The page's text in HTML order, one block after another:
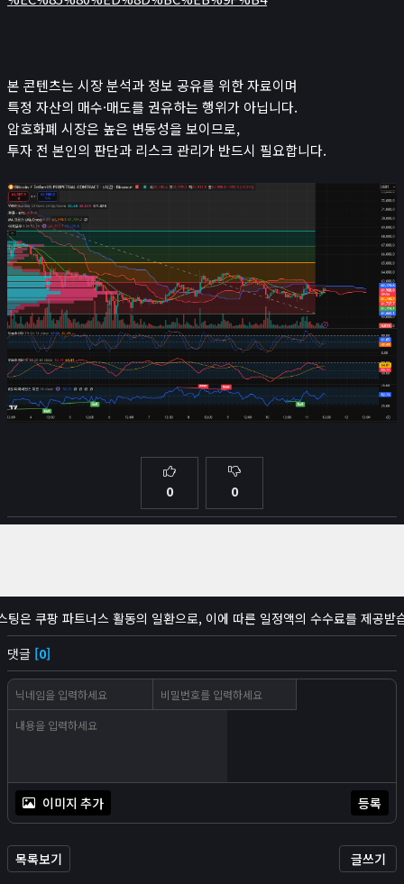
본 콘텐츠는 시장 분석과 정보 공유를 위한 자료이며
특정 자산의 매수·매도를 권유하는 행위가 아닙니다.
암호화폐 시장은 높은 변동성을 보이므로,
투자 전 본인의 판단과 리스크 관리가 반드시 필요합니다.
0 0
팅은 쿠팡 파트너스 활동의 일환으로, 이에 따른 일정액의 수수료를 제공받
댓글 [0]
이미지 추가 등록
목록보기 글쓰기